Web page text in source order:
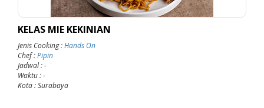
KELAS MIE KEKINIAN
Jenis Cooking:Hands On
Chef:Pipin
Jadwal: -
Waktu: -
Kota: Surabaya